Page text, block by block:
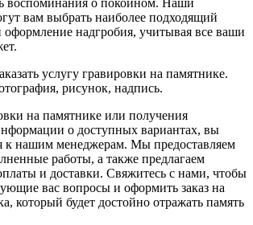
воспоминания о покойном. Наши
вам выбрать наиболее подходящий
надгробия, учитывая все ваши
услугу гравировки на памятнике.
рисунок, надпись.
на памятнике или получения
о доступных вариантах, вы
к нашим менеджерам. Мы предоставляем
работы, а также предлагаем
и доставки. Свяжитесь с нами, чтобы
вас вопросы и оформить заказ на
который будет достойно отражать память